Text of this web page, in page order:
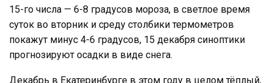
15-го числа — 6-8 градусов мороза, в светлое время
суток во вторник и среду столбики термометров
покажут минус 4-6 градусов, 15 декабря синоптики
прогнозируют осадки в виде снега.
Декабрь в Екатеринбурге в этом году в целом тёплый,